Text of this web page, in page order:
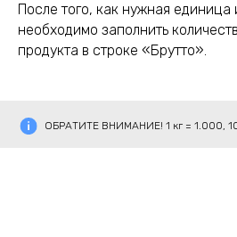
После того, как нужная
необходимо заполнить
продукта в строке «Брутто».
ОБРАТИТЕ ВНИМАНИЕ! 1 кг = 1.000,